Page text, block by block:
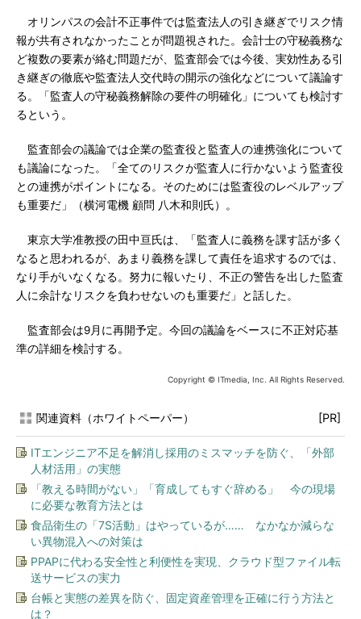
オリンパスの会計不正事件では監査法人の引き継ぎでリスク情
報が共有されなかったことが問題視された。会計士の守秘義務な
ど複数の要素が絡む問題だが、監査部会では今後、実効性ある引
き継ぎの徹底や監査法人交代時の開示の強化などについて議論す
る。「監査人の守秘義務解除の要件の明確化」についても検討す
るという。
監査部会の議論では企業の監査役と監査人の連携強化について
も議論になった。「全てのリスクが監査人に行かないよう監査役
との連携がポイントになる。そのためには監査役のレベルアップ
も重要だ」（横河電機 顧問 八木和則氏）。
東京大学准教授の田中亘氏は、「監査人に義務を課す話が多く
なると思われるが、あまり義務を課して責任を追求するのでは、
なり手がいなくなる。努力に報いたり、不正の警告を出した監査
人に余計なリスクを負わせないのも重要だ」と話した。
監査部会は9月に再開予定。今回の議論をベースに不正対応基
準の詳細を検討する。
Copyright © ITmedia, Inc. All Rights Reserved.
関連資料（ホワイトペーパー） [PR]
ITエンジニア不足を解消し採用のミスマッチを防ぐ、「外部
人材活用」の実態
「教える時間がない」「育成してもすぐ辞める」 今の現場
に必要な教育方法とは
食品衛生の「7S活動」はやっているが…… なかなか減らな
い異物混入への対策は
PPAPに代わる安全性と利便性を実現、クラウド型ファイル転
送サービスの実力
台帳と実態の差異を防ぐ、固定資産管理を正確に行う方法と
は？